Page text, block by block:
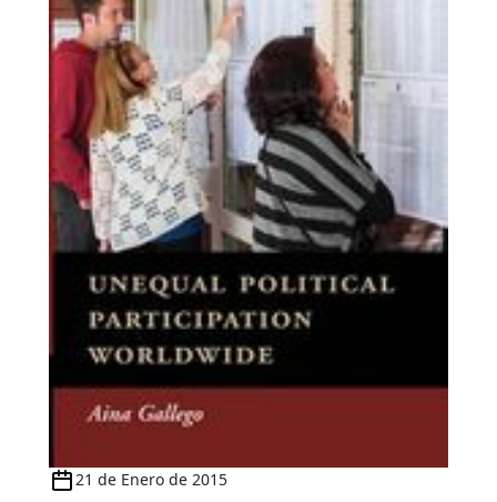
21 de Enero de 2015